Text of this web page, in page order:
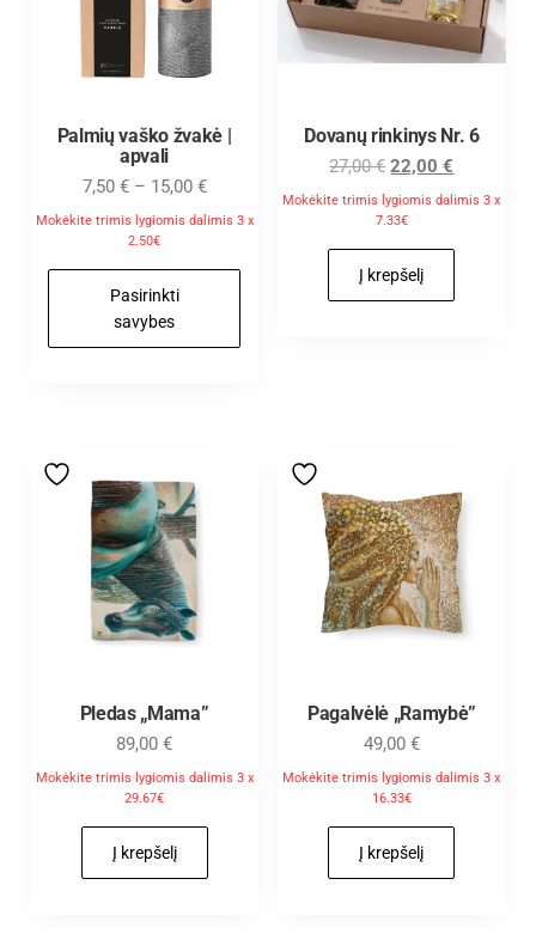
Palmių vaško žvakė |
apvali
7,50 € – 15,00 €
Mokėkite trimis lygiomis dalimis 3 x
2.50€
Pasirinkti
savybes
Dovanų rinkinys Nr. 6
27,00€ 22,00€
Mokėkite trimis lygiomis dalimis 3 x
7.33€
Į krepšelį
Pledas „Mama”
89,00€
Mokėkite trimis lygiomis dalimis 3 x
29.67€
Į krepšelį
Pagalvėlė „Ramybė”
49,00 €
Mokėkite trimis lygiomis dalimis 3 x
16.33€
Į krepšelį